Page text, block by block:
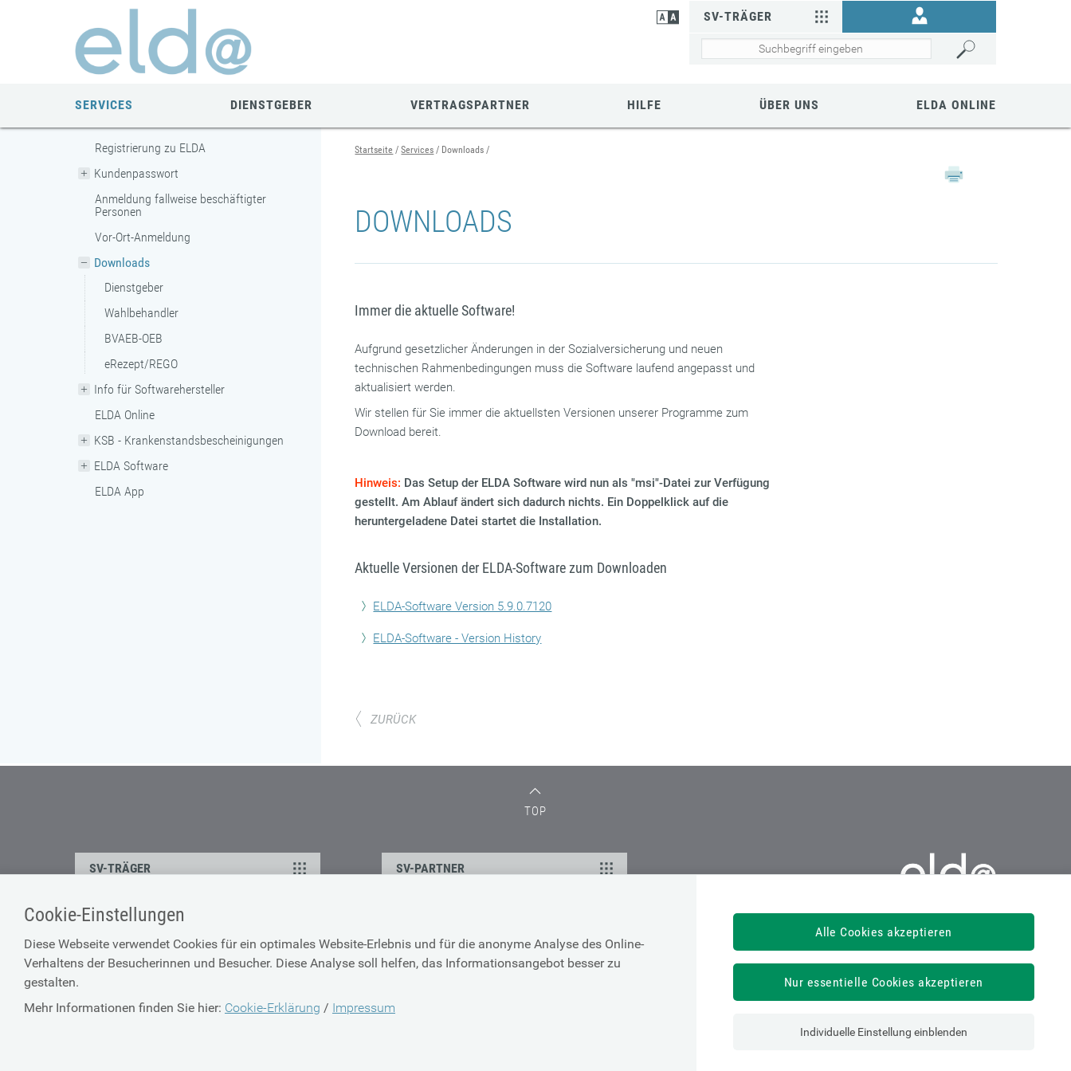
Cookie-Einstellungen
Diese Webseite verwendet Cookies für ein optimales Website-Erlebnis und für die anonyme Analyse des Online-
Verhaltens der Besucherinnen und Besucher. Diese Analyse soll helfen, das Informationsangebot besser zu
gestalten.
Mehr Informationen finden Sie hier: Cookie-Erklärung / Impressum
Alle Cookies akzeptieren
Nur essentielle Cookies akzeptieren
Individuelle Einstellung einblenden
SV-TRÄGER
SERVICES DIENSTGEBER VERTRAGSPARTNER HILFE ÜBER UNS ELDA ONLINE
Registrierung zu ELDA
Kundenpasswort
Anmeldung fallweise beschäftigter
Personen
Vor-Ort-Anmeldung
Downloads
Dienstgeber
Wahlbehandler
BVAEB-OEB
eRezept/REGO
Info für Softwarehersteller
ELDA Online
KSB - Krankenstandsbescheinigungen
ELDA Software
ELDA App
Startseite Services Downloads
DOWNLOADS
Immer die aktuelle Software!
Aufgrund gesetzlicher Änderungen in der Sozialversicherung und neuen
technischen Rahmenbedingungen muss die Software laufend angepasst und
aktualisiert werden.
Wir stellen für Sie immer die aktuellsten Versionen unserer Programme zum
Download bereit.
Hinweis: Das Setup der ELDA Software wird nun als "msi"-Datei zur Verfügung
gestellt. Am Ablauf ändert sich dadurch nichts. Ein Doppelklick auf die
heruntergeladene Datei startet die Installation.
Aktuelle Versionen der ELDA-Software zum Downloaden
ELDA-Software Version 5.9.0.7120
ELDA-Software - Version History
ZURÜCK
TOP
ELDA
4020 Linz, Gruberstraße 77
elda@oegk.at
SV-TRÄGER SV-PARTNER
Ansprechpartner
Impressum
Barrierefreiheit